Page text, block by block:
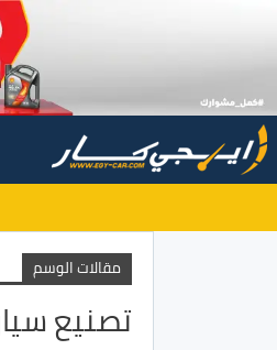
مقالات الوسم
تصنيع